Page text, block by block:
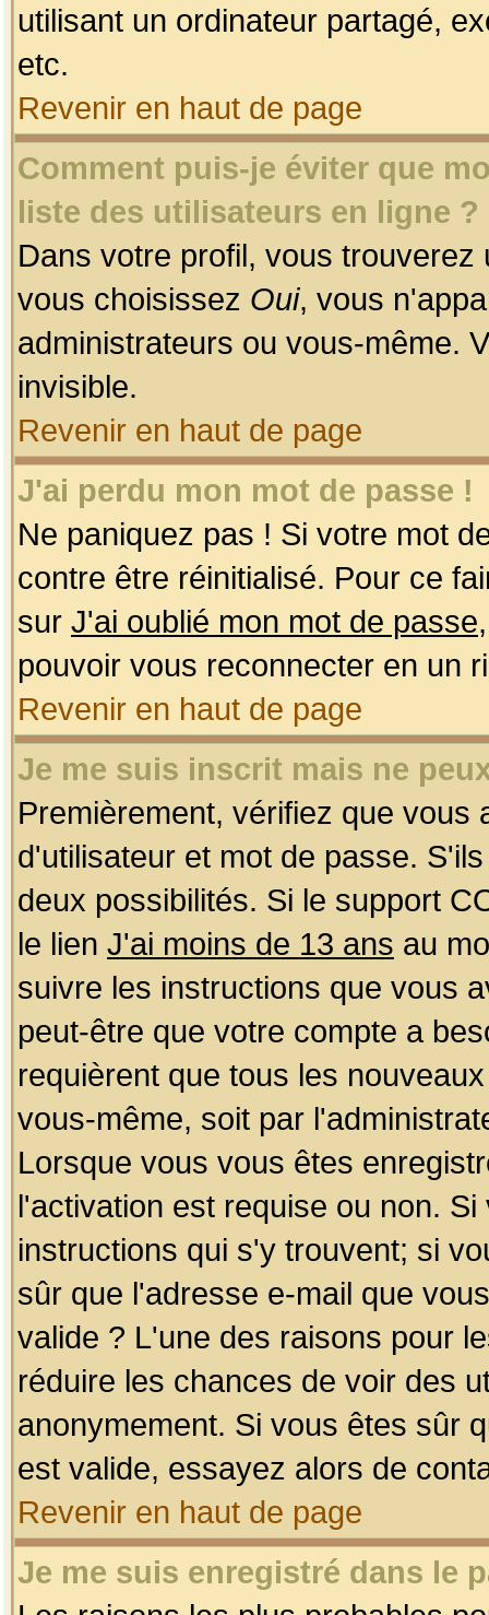
utilisant un ordinateur partagé,
etc.
Revenir en haut de page
Comment puis-je éviter que
liste des utilisateurs en ligne ?
Dans votre profil, vous
vous choisissez Oui, vous
administrateurs ou vous-même.
invisible.
Revenir en haut de page
J'ai perdu mon mot de passe !
Ne paniquez pas ! Si votre mot
contre être réinitialisé. Pour ce
sur J'ai oublié mon mot de passe
pouvoir vous reconnecter en un
Revenir en haut de page
Je me suis inscrit mais ne
Premièrement, vérifiez que
d'utilisateur et mot de passe.
deux possibilités. Si le support
le lien J'ai moins de 13 ans au
suivre les instructions que vous
peut-être que votre compte a
requièrent que tous les
vous-même, soit par
Lorsque vous vous êtes
l'activation est requise ou non.
instructions qui s'y trouvent; si
sûr que l'adresse e-mail que
valide ? L'une des raisons pour
réduire les chances de voir des
anonymement. Si vous êtes sûr
est valide, essayez alors de
Revenir en haut de page
Je me suis enregistré dans le